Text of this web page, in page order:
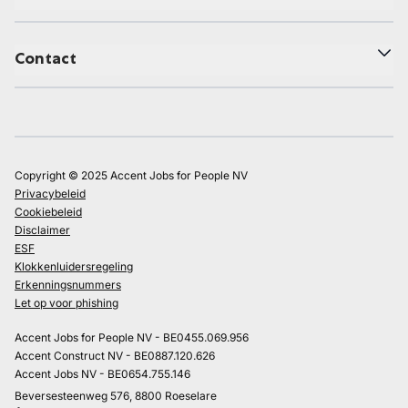
Contact
Copyright © 2025 Accent Jobs for People NV
Privacybeleid
Cookiebeleid
Disclaimer
ESF
Klokkenluidersregeling
Erkenningsnummers
Let op voor phishing
Accent Jobs for People NV - BE0455.069.956
Accent Construct NV - BE0887.120.626
Accent Jobs NV - BE0654.755.146
Beversesteenweg 576, 8800 Roeselare